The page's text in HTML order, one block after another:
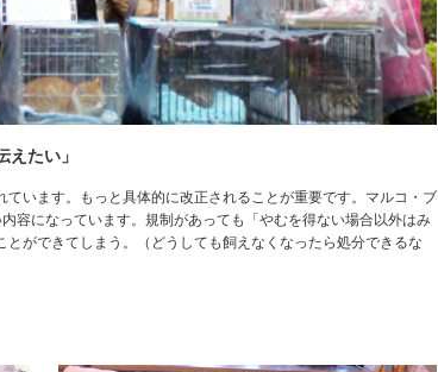
たい」
います。もっと具体的に改正されることが重要です。マルコ・ブ
容になっています。規制があっても「やむを得ない場合以外はみ
ができてしまう。（どうしても飼えなくなったら処分できるな